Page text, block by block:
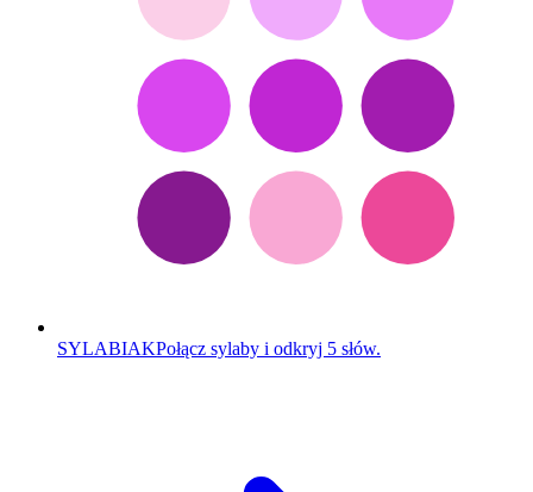
SYLABIAKPołącz sylaby i odkryj 5 słów.